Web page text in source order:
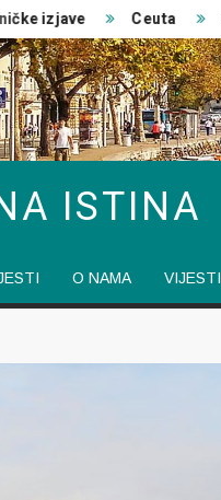
izjave Ceuta
ISTINA
O NAMA VIJESTI